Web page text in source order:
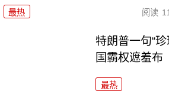
最热 阅读
特朗普一句“
国霸权遮羞布
最热